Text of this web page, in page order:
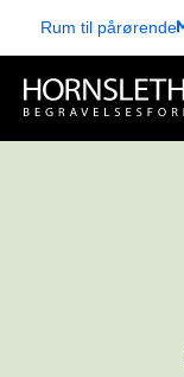
Rum til pårørende